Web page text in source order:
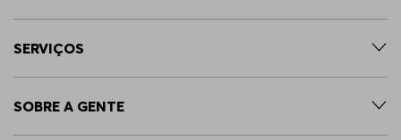
SERVIÇOS
SOBRE A GENTE